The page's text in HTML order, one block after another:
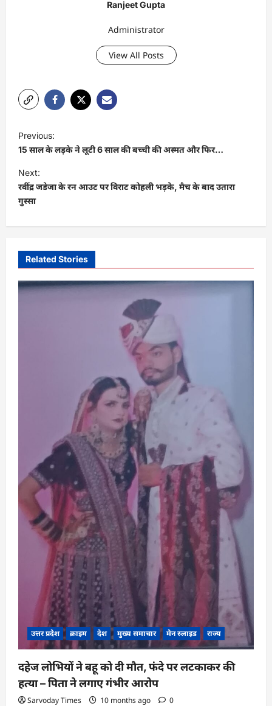
Ranjeet Gupta
Administrator
View All Posts
o
s
t
n
a
g
Previous:
15 साल के लड़के ने लूटी 6 साल की बच्ची की अस्मत और फिर…
Next:
रवींद्र जडेजा के रन आउट पर विराट कोहली भड़के, मैच के बाद उतारा
गुस्सा
Related Stories
उत्तर प्रदेश क्राइम देश मुख्य समाचार मेन स्लाइड राज्य
दहेज लोभियों ने बहू को दी मौत, फंदे पर लटकाकर की
हत्या – पिता ने लगाए गंभीर आरोप
Sarvoday Times 10 months ago 0